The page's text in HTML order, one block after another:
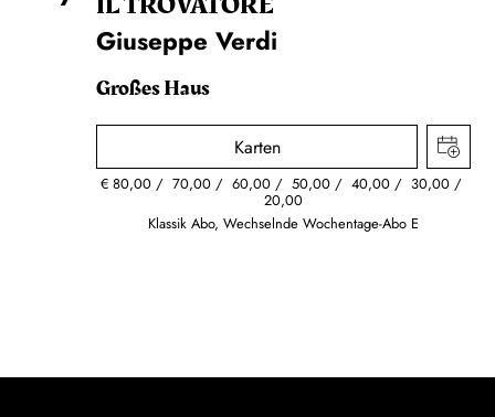
Giuseppe Verdi
Großes Haus
Karten
€80,00 70,00 60,00 50,00 40,00 30,00
20,00
Klassik Abo, Wechselnde Wochentage-Abo E